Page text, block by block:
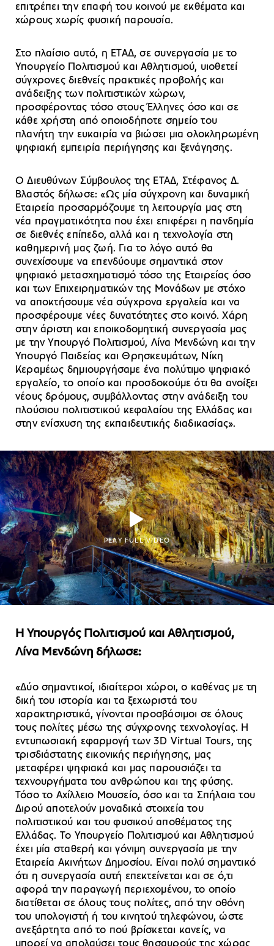
επιτρέπει την επαφή του κοινού με εκθέματα και
χώρους χωρίς φυσική παρουσία.
Στο πλαίσιο αυτό, η ΕΤΑΔ, σε συνεργασία με το
Υπουργείο Πολιτισμού και Αθλητισμού, υιοθετεί
σύγχρονες διεθνείς πρακτικές προβολής και
ανάδειξης των πολιτιστικών χώρων,
προσφέροντας τόσο στους Έλληνες όσο και σε
κάθε χρήστη από οποιοδήποτε σημείο του
πλανήτη την ευκαιρία να βιώσει μια ολοκληρωμένη
ψηφιακή εμπειρία περιήγησης και ξενάγησης.
Ο Διευθύνων Σύμβουλος της ΕΤΑΔ, Στέφανος Δ.
Βλαστός δήλωσε: «Ως μία σύγχρονη και δυναμική
Εταιρεία προσαρμόζουμε τη λειτουργία μας στη
νέα πραγματικότητα που έχει επιφέρει η πανδημία
σε διεθνές επίπεδο, αλλά και η τεχνολογία στη
καθημερινή μας ζωή. Για το λόγο αυτό θα
συνεχίσουμε να επενδύουμε σημαντικά στον
ψηφιακό μετασχηματισμό τόσο της Εταιρείας όσο
και των Επιχειρηματικών της Μονάδων με στόχο
να αποκτήσουμε νέα σύγχρονα εργαλεία και να
προσφέρουμε νέες δυνατότητες στο κοινό. Χάρη
στην άριστη και εποικοδομητική συνεργασία μας
με την Υπουργό Πολιτισμού, Λίνα Μενδώνη και την
Υπουργό Παιδείας και Θρησκευμάτων, Νίκη
Κεραμέως δημιουργήσαμε ένα πολύτιμο ψηφιακό
εργαλείο, το οποίο και προσδοκούμε ότι θα ανοίξει
νέους δρόμους, συμβάλλοντας στην ανάδειξη του
πλούσιου πολιτιστικού κεφαλαίου της Ελλάδας και
στην ενίσχυση της εκπαιδευτικής διαδικασίας».
PLAY FULL VIDEO
Η Υπουργός Πολιτισμού και Αθλητισμού,
Λίνα Μενδώνη δήλωσε:
«Δύο σημαντικοί, ιδιαίτεροι χώροι, ο καθένας με τη
δική του ιστορία και τα ξεχωριστά του
χαρακτηριστικά, γίνονται προσβάσιμοι σε όλους
τους πολίτες μέσω της σύγχρονης τεχνολογίας. Η
εντυπωσιακή εφαρμογή των 3D Virtual Tours, της
τρισδιάστατης εικονικής περιήγησης, μας
μεταφέρει ψηφιακά και μας παρουσιάζει τα
τεχνουργήματα του ανθρώπου και της φύσης.
Τόσο το Αχίλλειο Μουσείο, όσο και τα Σπήλαια του
Διρού αποτελούν μοναδικά στοιχεία του
πολιτιστικού και του φυσικού αποθέματος της
Ελλάδας. Το Υπουργείο Πολιτισμού και Αθλητισμού
έχει μία σταθερή και γόνιμη συνεργασία με την
Εταιρεία Ακινήτων Δημοσίου. Είναι πολύ σημαντικό
ότι η συνεργασία αυτή επεκτείνεται και σε ό,τι
αφορά την παραγωγή περιεχομένου, το οποίο
διατίθεται σε όλους τους πολίτες, από την οθόνη
του υπολογιστή ή του κινητού τηλεφώνου, ώστε
ανεξάρτητα από το πού βρίσκεται κανείς, να
μπορεί να απολαύσει τους θησαυρούς της χώρας